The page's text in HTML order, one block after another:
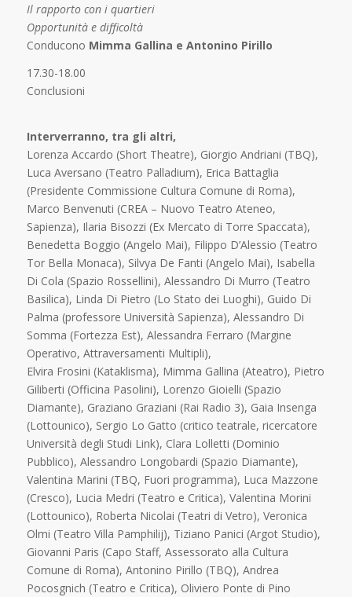
Il rapporto con i quartieri
Opportunità e difficoltà
Conducono Mimma Gallina e Antonino Pirillo
17.30-18.00
Conclusioni
Interverranno, tra gli altri,
Lorenza Accardo (Short Theatre), Giorgio Andriani (TBQ),
Luca Aversano (Teatro Palladium), Erica Battaglia
(Presidente Commissione Cultura Comune di Roma),
Marco Benvenuti (CREA – Nuovo Teatro Ateneo,
Sapienza), Ilaria Bisozzi (Ex Mercato di Torre Spaccata),
Benedetta Boggio (Angelo Mai), Filippo D’Alessio (Teatro
Tor Bella Monaca), Silvya De Fanti (Angelo Mai), Isabella
Di Cola (Spazio Rossellini), Alessandro Di Murro (Teatro
Basilica), Linda Di Pietro (Lo Stato dei Luoghi), Guido Di
Palma (professore Università Sapienza), Alessandro Di
Somma (Fortezza Est), Alessandra Ferraro (Margine
Operativo, Attraversamenti Multipli),
Elvira Frosini (Kataklisma), Mimma Gallina (Ateatro), Pietro
Giliberti (Officina Pasolini), Lorenzo Gioielli (Spazio
Diamante), Graziano Graziani (Rai Radio 3), Gaia Insenga
(Lottounico), Sergio Lo Gatto (critico teatrale, ricercatore
Università degli Studi Link), Clara Lolletti (Dominio
Pubblico), Alessandro Longobardi (Spazio Diamante),
Valentina Marini (TBQ, Fuori programma), Luca Mazzone
(Cresco), Lucia Medri (Teatro e Critica), Valentina Morini
(Lottounico), Roberta Nicolai (Teatri di Vetro), Veronica
Olmi (Teatro Villa Pamphilij), Tiziano Panici (Argot Studio),
Giovanni Paris (Capo Staff, Assessorato alla Cultura
Comune di Roma), Antonino Pirillo (TBQ), Andrea
Pocosgnich (Teatro e Critica), Oliviero Ponte di Pino